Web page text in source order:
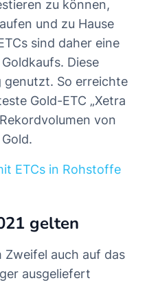
zu können,
und zu Hause
sind daher eine
Diese
So erreichte
Gold-ETC „Xetra
von
ETCs in Rohstoffe
gelten
Zweifel auch auf das
ausgeliefert